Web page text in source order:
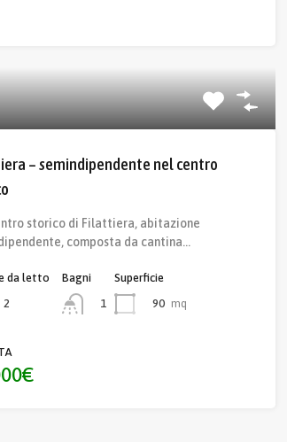
– semindipendente nel centro
storico di Filattiera, abitazione
composta da cantina…
da letto
2
Bagni
1
Superficie
90 mq